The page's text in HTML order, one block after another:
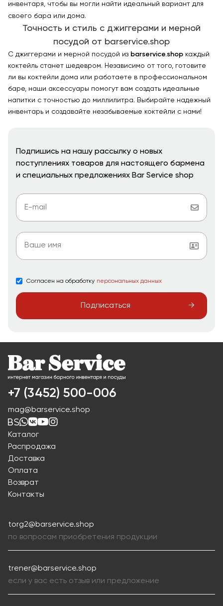
инвентаря, чтобы вы могли найти идеальный вариант для
своего бара или дома.
Точность и стиль с джиггерами и мерной
посудой от barservice.shop
С джиггерами и мерной посудой из barservice.shop каждый
коктейль станет шедевром. Независимо от того, готовите
ли вы коктейли дома или работаете в профессиональном
баре, наши аксессуары помогут вам создать идеальные
напитки с точностью до миллилитра. Выбирайте надежный
инвентарь и создавайте незабываемые коктейли с нами!
Подпишись на нашу рассылку о новых
поступлениях товаров для настоящего бармена
и специальных предложениях Bar Service shop
Согласен на обработку персональных данных
Подписаться
+7 (3452) 500-006
mag@barservice.shop
Каталог
Распродажа
Доставка
Оплата
Возврат
Контакты
torg2@barservice.shop
по вопросам приобретения продукции
trener@barservice.shop
если у вас есть отзыв или предложение